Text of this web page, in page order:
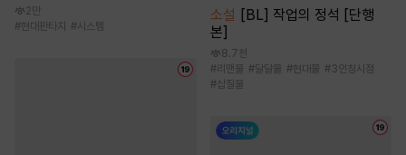
2만
#현대판타지 #시스템
소설 [BL] 작업의 정석 [단행
본]
8.7천
#리맨물 #달달물 #현대물 #3인칭시점
#삽질물